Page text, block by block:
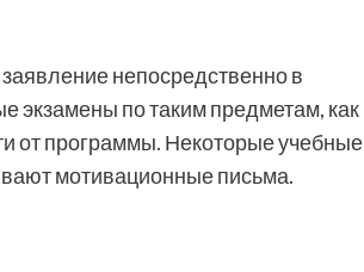
непосредственно в
экзамены по таким предметам, как
от программы. Некоторые учебные
мотивационные письма.